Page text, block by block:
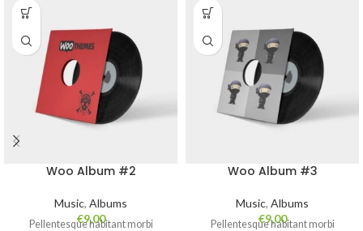
Woo Album #2
Music, Albums
€9,00
Pellentesque habitant morbi
Woo Album #3
Music, Albums
€9,00
Pellentesque habitant morbi